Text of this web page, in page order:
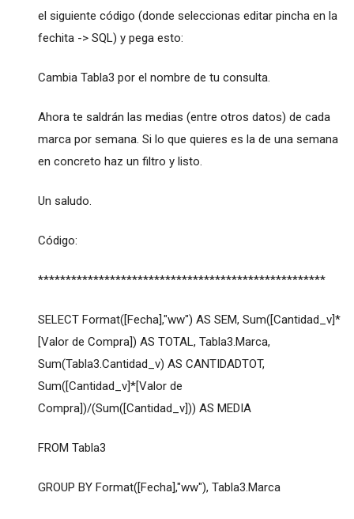
el siguiente código (donde seleccionas editar pincha en la
fechita -> SQL) y pega esto:
Cambia Tabla3 por el nombre de tu consulta.
Ahora te saldrán las medias (entre otros datos) de cada
marca por semana. Si lo que quieres es la de una semana
en concreto haz un filtro y listo.
Un saludo.
Código:
****************************************************
SELECT Format([Fecha],"ww") AS SEM, Sum([Cantidad_v]*
[Valor de Compra]) AS TOTAL, Tabla3.Marca,
Sum(Tabla3.Cantidad_v) AS CANTIDADTOT,
Sum([Cantidad_v]*[Valor de
Compra])/(Sum([Cantidad_v])) AS MEDIA
FROM Tabla3
GROUP BY Format([Fecha],"ww"), Tabla3.Marca